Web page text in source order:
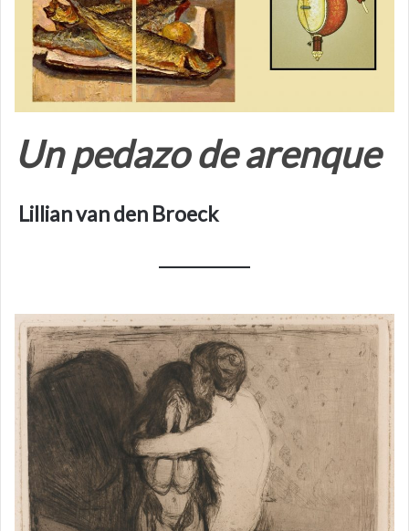
Un pedazo de arenque
Lillian van den Broeck